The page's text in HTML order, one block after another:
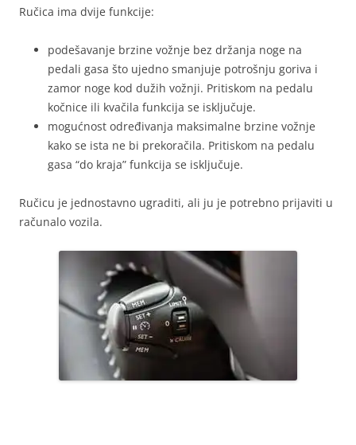
Ručica ima dvije funkcije:
podešavanje brzine vožnje bez držanja noge na
pedali gasa što ujedno smanjuje potrošnju goriva i
zamor noge kod dužih vožnji. Pritiskom na pedalu
kočnice ili kvačila funkcija se isključuje.
mogućnost određivanja maksimalne brzine vožnje
kako se ista ne bi prekoračila. Pritiskom na pedalu
gasa “do kraja” funkcija se isključuje.
Ručicu je jednostavno ugraditi, ali ju je potrebno prijaviti u
računalo vozila.